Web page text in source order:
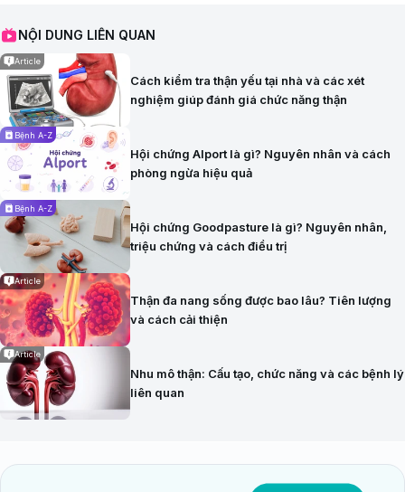
NỘI DUNG LIÊN QUAN
Article
Cách kiểm tra thận yếu tại nhà và các xét
nghiệm giúp đánh giá chức năng thận
Bệnh A-Z
Hội chứng Alport là gì? Nguyên nhân và cách
phòng ngừa hiệu quả
Bệnh A-Z
Hội chứng Goodpasture là gì? Nguyên nhân,
triệu chứng và cách điều trị
Article
Thận đa nang sống được bao lâu? Tiên lượng
và cách cải thiện
Article
Nhu mô thận: Cấu tạo, chức năng và các bệnh lý
liên quan